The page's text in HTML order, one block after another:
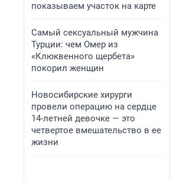
показываем участок на карте
Самый сексуальный мужчина
Турции: чем Омер из
«Клюквенного щербета»
покорил женщин
Новосибирские хирурги
провели операцию на сердце
14-летней девочке — это
четвертое вмешательство в ее
жизни